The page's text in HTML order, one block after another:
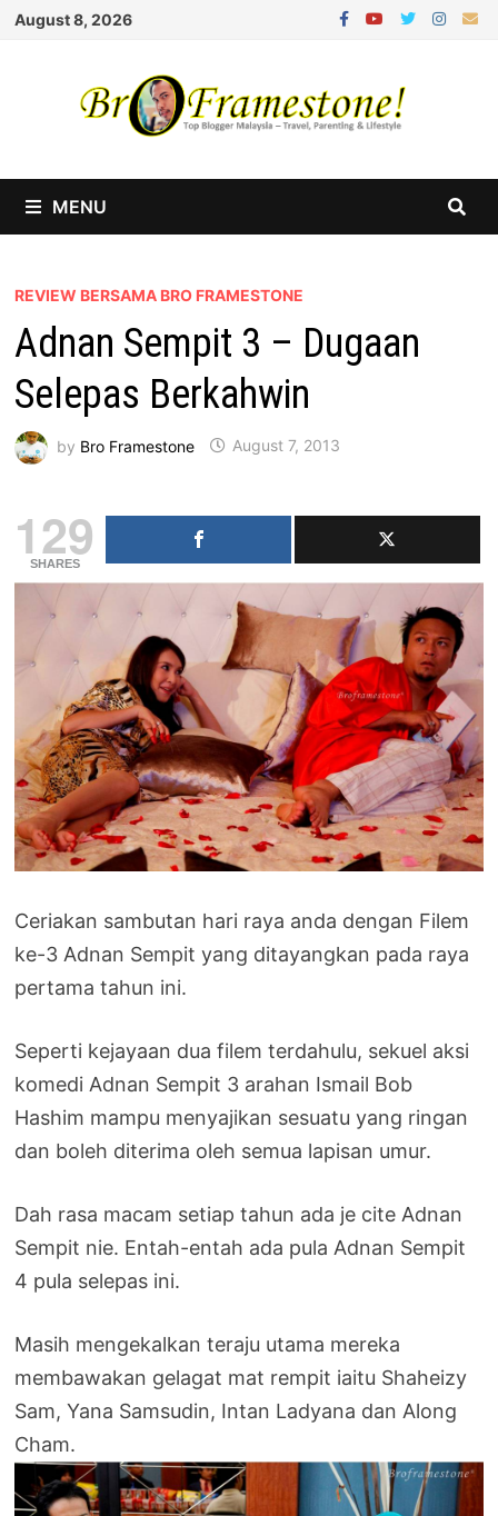
Skip
August 8, 2026
MENU
REVIEW BERSAMA BRO FRAMESTONE
Adnan Sempit 3 – Dugaan
Selepas Berkahwin
by Bro Framestone August 7, 2013
129
SHARES
Ceriakan sambutan hari raya anda dengan Filem
ke-3 Adnan Sempit yang ditayangkan pada raya
pertama tahun ini.
Seperti kejayaan dua filem terdahulu, sekuel aksi
komedi Adnan Sempit 3 arahan Ismail Bob
Hashim mampu menyajikan sesuatu yang ringan
dan boleh diterima oleh semua lapisan umur.
Dah rasa macam setiap tahun ada je cite Adnan
Sempit nie. Entah-entah ada pula Adnan Sempit
4 pula selepas ini.
Masih mengekalkan teraju utama mereka
membawakan gelagat mat rempit iaitu Shaheizy
Sam, Yana Samsudin, Intan Ladyana dan Along
Cham.